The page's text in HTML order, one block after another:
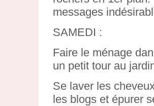
messages
SAMEDI :
Faire le ménage
un petit tour au
Se laver les
les blogs et épurer